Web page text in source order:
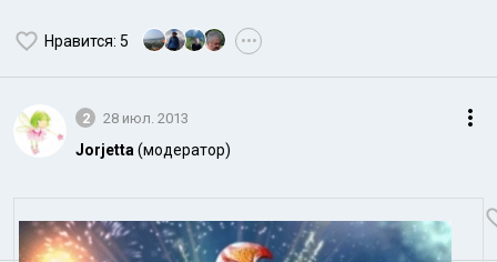
Нравится: 5 •••
2 28 июл. 2013
Jorjetta (модератор)